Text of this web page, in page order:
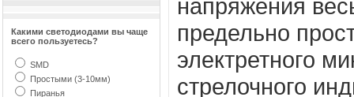
Какими светодиодами вы чаще
всего пользуетесь?
SMD
Простыми (3-10мм)
Пиранья
напряжения
предельно
электретного
стрелочного